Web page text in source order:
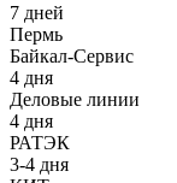
7 дней
Пермь
Байкал-Сервис
4 дня
Деловые линии
4 дня
РАТЭК
3-4 дня